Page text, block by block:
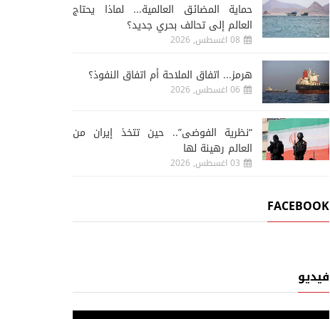
حماية المضائق العالمية... لماذا يحتاج
العالم إلى تحالف بحري جديد؟
08 اغسطس, 2026
هرمز... اتفاق الملاحة أم اتفاق النفوذ؟
06 اغسطس, 2026
“نظرية الفوضى”.. حين تتخذ إيران من
العالم رهينة لها
03 اغسطس, 2026
FACEBOOK
فيديو